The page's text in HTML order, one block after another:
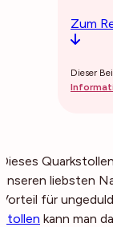
Zum
Dieser
Dieses
unseren liebsten
Vorteil für
Stollen kann man